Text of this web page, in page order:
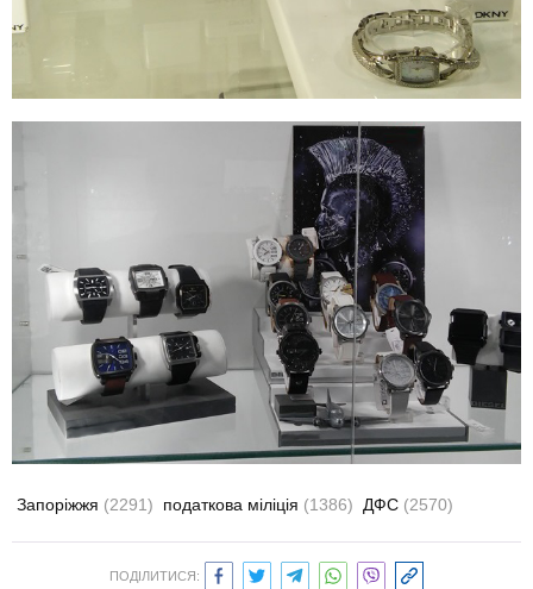
Запоріжжя (2291) податкова міліція (1386) ДФС (2570)
ПОДІЛИТИСЯ: